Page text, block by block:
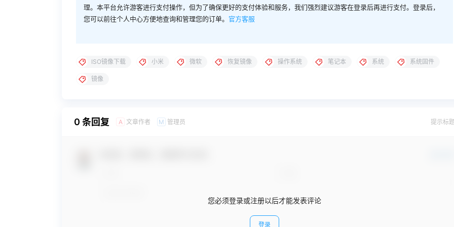
理。本平台允许游客进行支付操作，但为了确保更好的支付体验和服务，我们强烈建议游客在登录后再进行支付。登录后，
您可以前往个人中心方便地查询和管理您的订单。 官方客服
ISO镜像下载 小米 微软 恢复镜像 操作系统 笔记本 系统 系统固件
镜像
0 条回复 A 文章作者 M 管理员 提示标
您必须登录或注册以后才能发表评论
登录